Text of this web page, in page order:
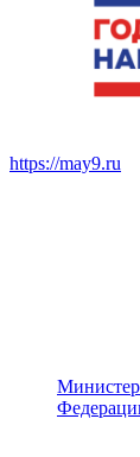
https://may9.ru